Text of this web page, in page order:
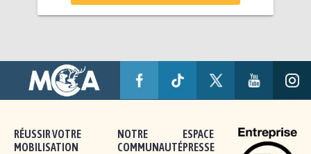
RÉUSSIR VOTRE
MOBILISATION
NOTRE
COMMUNAUTÉ
ESPACE
PRESSE